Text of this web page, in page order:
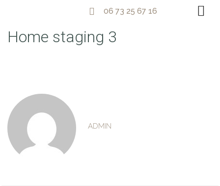
06 73 25 67 16
Home staging 3
ADMIN